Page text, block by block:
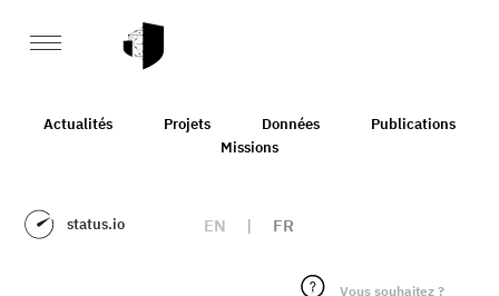
Actualités Projets Données
Publications
Missions
status.io EN | FR